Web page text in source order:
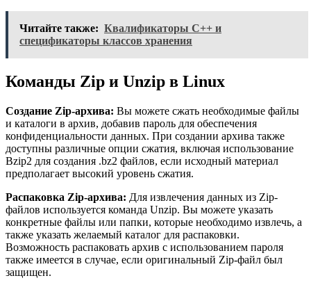
Читайте также: Квалификаторы C++ и
спецификаторы классов хранения
Команды Zip и Unzip в Linux
Создание Zip-архива: Вы можете сжать необходимые файлы
и каталоги в архив, добавив пароль для обеспечения
конфиденциальности данных. При создании архива также
доступны различные опции сжатия, включая использование
Bzip2 для создания .bz2 файлов, если исходный материал
предполагает высокий уровень сжатия.
Распаковка Zip-архива: Для извлечения данных из Zip-
файлов используется команда Unzip. Вы можете указать
конкретные файлы или папки, которые необходимо извлечь, а
также указать желаемый каталог для распаковки.
Возможность распаковать архив с использованием пароля
также имеется в случае, если оригинальный Zip-файл был
защищен.